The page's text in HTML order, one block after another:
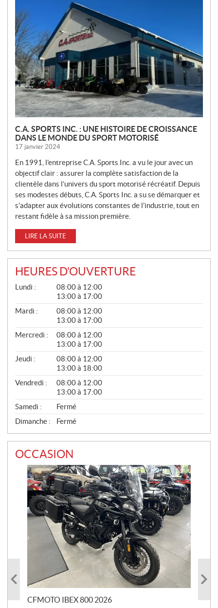
O
U
V
E
L
L
E
S
C.A. SPORTS INC. : UNE HISTOIRE DE CROISSANCE
DANS LE MONDE DU SPORT MOTORISÉ
17 janvier 2024
En 1991, l’entreprise C.A. Sports Inc. a vu le jour avec un
objectif clair : assurer la complète satisfaction de la
clientèle dans l’univers du sport motorisé récréatif. Depuis
ses modestes débuts, C.A. Sports Inc. a su se démarquer et
s’adapter aux évolutions constantes de l’industrie, tout en
restant fidèle à sa mission première.
LIRE LA SUITE
HEURES D'OUVERTURE
G
N
É
L
Lundi :
08:00 à 12:00
13:00 à 17:00
Mardi :
08:00 à 12:00
13:00 à 17:00
Mercredi :
08:00 à 12:00
13:00 à 17:00
Jeudi :
08:00 à 12:00
13:00 à 18:00
Vendredi :
08:00 à 12:00
13:00 à 17:00
Samedi :
Fermé
Dimanche :
Fermé
OCCASION
CFMOTO IBEX 800 2026